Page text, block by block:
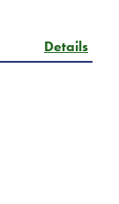
Details